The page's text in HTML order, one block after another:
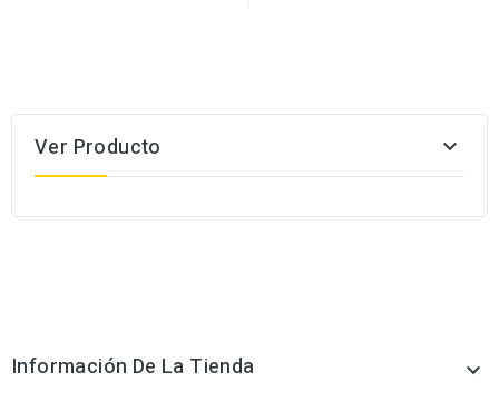
Ver Producto 
Información De La Tienda 